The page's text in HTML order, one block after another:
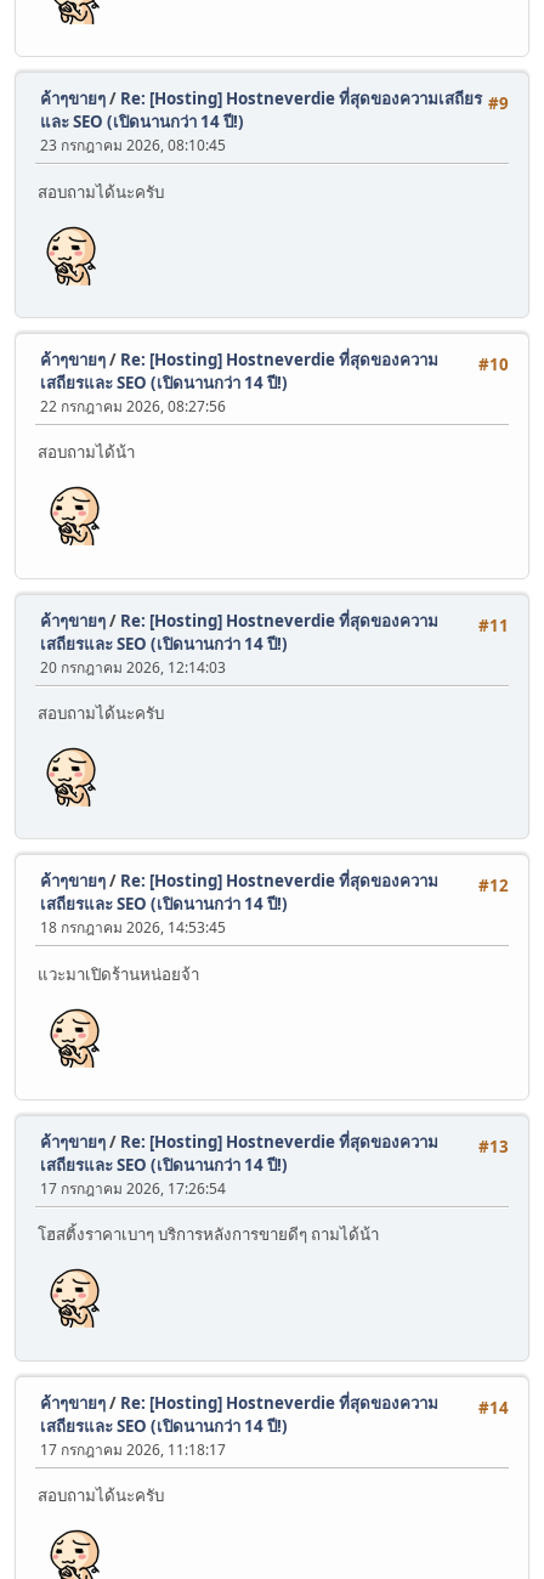
#9
ค้าๆขายๆ/ Re: [Hosting] Hostneverdie ที่สุดของความเสถียร
และ SEO (เปิดนานกว่า 14 ปี!)
23 กรกฎาคม 2026, 08:10:45
สอบถามได้นะครับ
#10
ค้าๆขายๆ/ Re: [Hosting] Hostneverdie ที่สุดของความ
เสถียรและ SEO (เปิดนานกว่า 14 ปี!)
22 กรกฎาคม 2026, 08:27:56
สอบถามได้น้า
#11
ค้าๆขายๆ/ Re: [Hosting] Hostneverdie ที่สุดของความ
เสถียรและ SEO (เปิดนานกว่า 14 ปี!)
20 กรกฎาคม 2026, 12:14:03
สอบถามได้นะครับ
#12
ค้าๆขายๆ/ Re: [Hosting] Hostneverdie ที่สุดของความ
เสถียรและ SEO (เปิดนานกว่า 14 ปี!)
18 กรกฎาคม 2026, 14:53:45
แวะมาเปิดร้านหน่อยจ้า
#13
ค้าๆขายๆ/ Re: [Hosting] Hostneverdie ที่สุดของความ
เสถียรและ SEO (เปิดนานกว่า 14 ปี!)
17 กรกฎาคม 2026, 17:26:54
โฮสติ้งราคาเบาๆ บริการหลังการขายดีๆ ถามได้น้า
#14
ค้าๆขายๆ/ Re: [Hosting] Hostneverdie ที่สุดของความ
เสถียรและ SEO (เปิดนานกว่า 14 ปี!)
17 กรกฎาคม 2026, 11:18:17
สอบถามได้นะครับ